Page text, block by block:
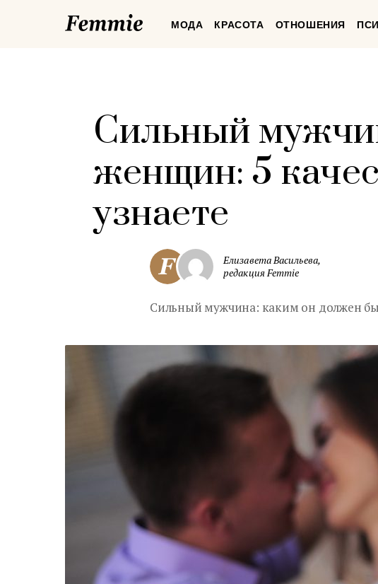
FemmieМОДА КРАСОТА ОТНОШЕНИЯ
Сильный
женщин: 5
узнаете
Елизавета Васильева,
редакция Femmie
Сильный мужчина: каким он должен